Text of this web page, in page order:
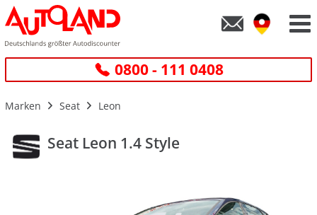
0800 - 111 0408
Marken Seat Leon
Seat Leon 1.4 Style